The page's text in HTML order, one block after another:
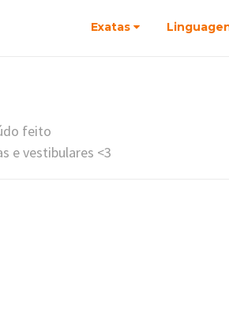
Exatas
feito
e vestibulares <3